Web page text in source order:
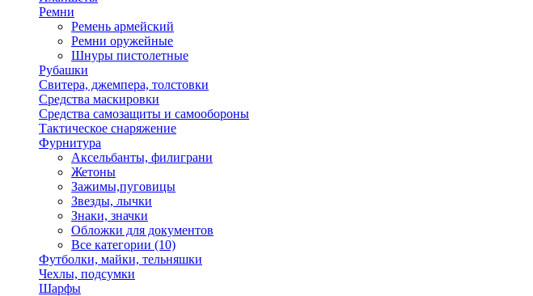
Ремни
Ремень армейский
Ремни оружейные
Шнуры пистолетные
Рубашки
Свитера, джемпера, толстовки
Средства маскировки
Средства самозащиты и самообороны
Тактическое снаряжение
Фурнитура
Аксельбанты, филиграни
Жетоны
Зажимы,пуговицы
Звезды, лычки
Знаки, значки
Обложки для документов
Все категории (10)
Футболки, майки, тельняшки
Чехлы, подсумки
Шарфы